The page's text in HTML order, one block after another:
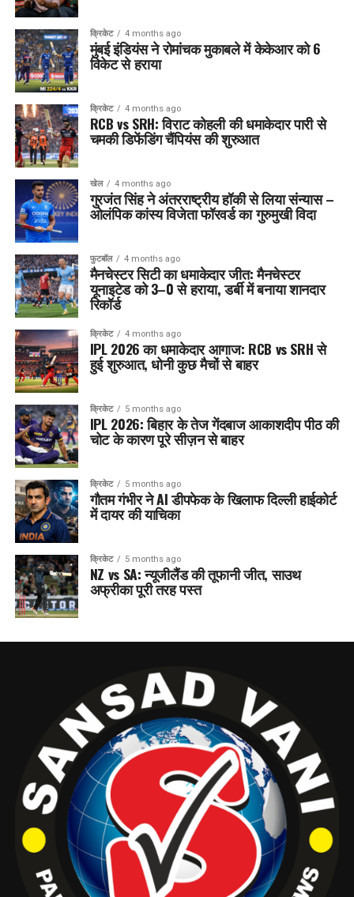
क्रिकेट 4 months ago
मुंबई इंडियंस ने रोमांचक मुकाबले में केकेआर को 6
विकेट से हराया
क्रिकेट 4 months ago
RCB vs SRH: विराट कोहली की धमाकेदार पारी से
चमकी डिफेंडिंग चैंपियंस की शुरुआत
खेल 4 months ago
गुरजंत सिंह ने अंतरराष्ट्रीय हॉकी से लिया संन्यास –
ओलंपिक कांस्य विजेता फॉरवर्ड का गुरुमुखी विदा
फुटबॉल 4 months ago
मैनचेस्टर सिटी का धमाकेदार जीत: मैनचेस्टर
यूनाइटेड को 3–0 से हराया, डर्बी में बनाया शानदार
रिकॉर्ड
क्रिकेट 4 months ago
IPL 2026 का धमाकेदार आगाज: RCB vs SRH से
हुई शुरुआत, धोनी कुछ मैचों से बाहर
क्रिकेट 5 months ago
IPL 2026: बिहार के तेज गेंदबाज आकाशदीप पीठ की
चोट के कारण पूरे सीज़न से बाहर
क्रिकेट 5 months ago
गौतम गंभीर ने AI डीपफेक के खिलाफ दिल्ली हाईकोर्ट
में दायर की याचिका
क्रिकेट 5 months ago
NZ vs SA: न्यूजीलैंड की तूफानी जीत, साउथ
अफ्रीका पूरी तरह पस्त